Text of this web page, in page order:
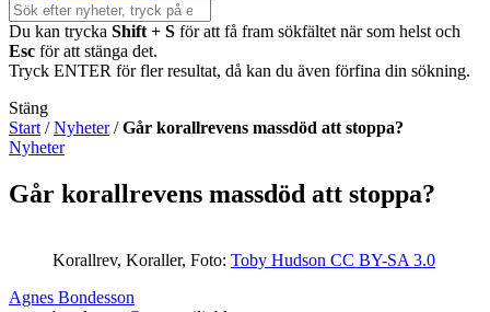
Du kan trycka Shift + S för att få fram sökfältet när som helst och
Esc för att stänga det.
Tryck ENTER för fler resultat, då kan du även förfina din sökning.
Stäng
Start /Nyheter/Går korallrevens massdöd att stoppa?
Nyheter
Går korallrevens massdöd att stoppa?
Korallrev, Koraller, Foto: Toby Hudson CC BY-SA 3.0
Agnes Bondesson